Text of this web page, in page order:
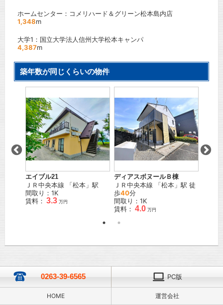
ホームセンター：コメリハード＆グリーン松本島内店
1,348m
大学1：国立大学法人信州大学松本キャンパ
4,387m
築年数が同じくらいの物件
エイブル21
ＪＲ中央本線 「松本 」駅
間取り：1K
賃料： 3.3 万円
ディアスボヌールＢ棟
ＪＲ中央本線 「松本 」駅 徒
歩40分
間取り：1K
賃料： 4.0 万円
0263-39-6565 PC版
HOME 運営会社